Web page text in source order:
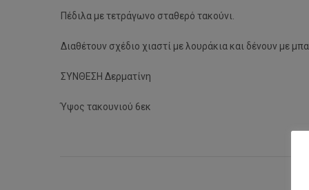
Πέδιλα με τετράγωνο σταθερό τακούνι.
Διαθέτουν σχέδιο χιαστί με λουράκια και δένουν με
ΣΥΝΘΕΣΗ Δερματίνη
Ύψος τακουνιού 6εκ